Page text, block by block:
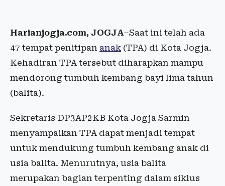
Harianjogja.com, JOGJA–Saat ini telah ada
47 tempat penitipan anak (TPA) di Kota Jogja.
Kehadiran TPA tersebut diharapkan mampu
mendorong tumbuh kembang bayi lima tahun
(balita).
Sekretaris DP3AP2KB Kota Jogja Sarmin
menyampaikan TPA dapat menjadi tempat
untuk mendukung tumbuh kembang anak di
usia balita. Menurutnya, usia balita
merupakan bagian terpenting dalam siklus